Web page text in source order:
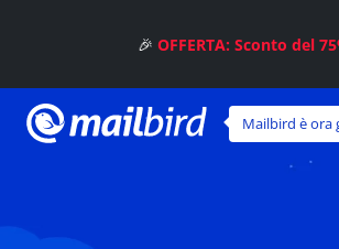
Mailbird è ora
🎉OFFERTA: Sconto del